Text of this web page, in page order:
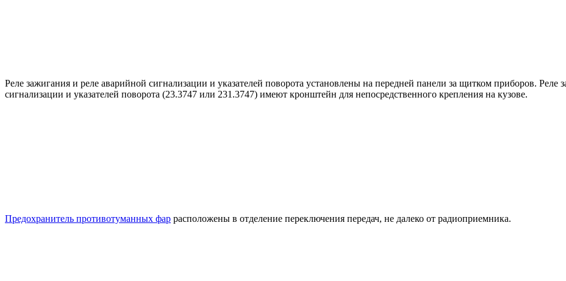
Реле зажигания и реле аварийной сигнализации и указателей поворота установлены на передней панели за щитком приборов.
сигнализации и указателей поворота (23.3747 или 231.3747) имеют кронштейн для непосредственного крепления на кузове.
Предохранитель противотуманных фар расположены в отделение переключения передач, не далеко от радиоприемника.